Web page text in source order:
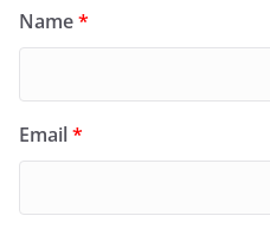
Name*
Email*